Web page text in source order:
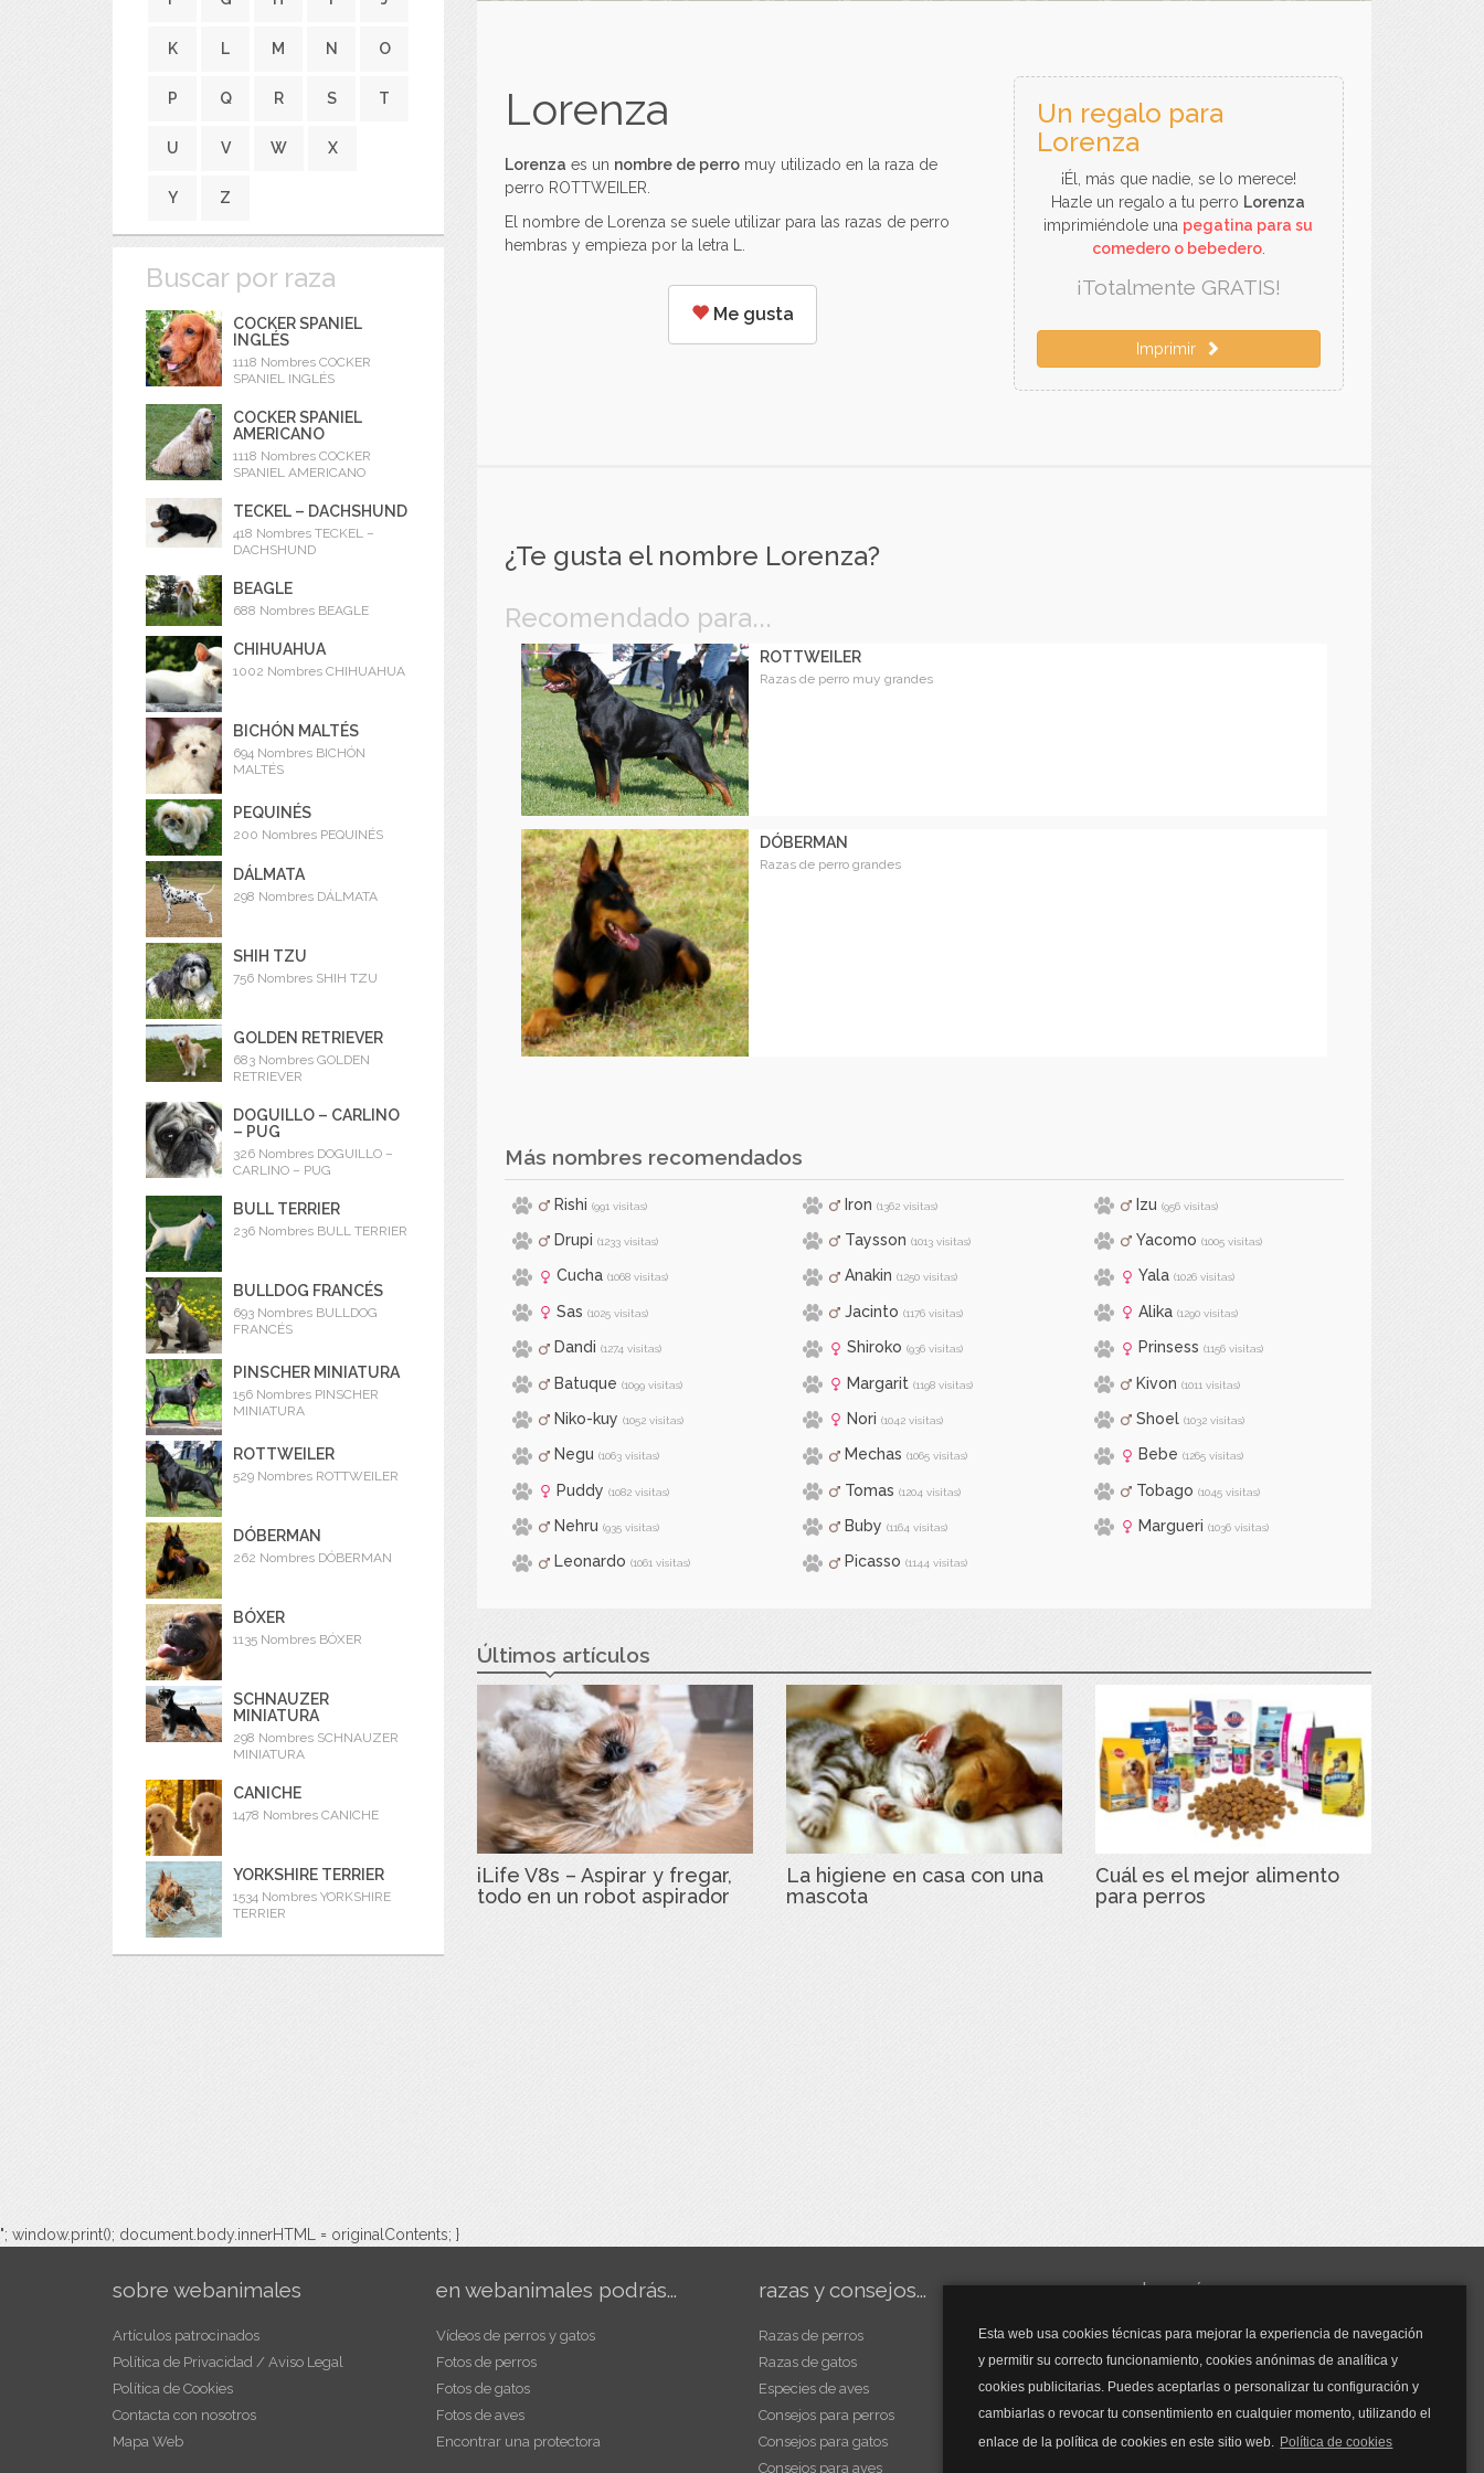
Esta web usa cookies técnicas para mejorar la experiencia de navegación
y permitir su correcto funcionamiento, cookies anónimas de analítica y
cookies publicitarias. Puedes aceptarlas o personalizar tu configuración y
cambiarlas o revocar tu consentimiento en cualquier momento, utilizando el
enlace de la política de cookies en este sitio web. Política de cookies
K L M N O
P Q R S T
U V W X
Y Z
Buscar por raza
COCKER SPANIEL
INGLÉS
1118 Nombres COCKER
SPANIEL INGLÉS
COCKER SPANIEL
AMERICANO
1118 Nombres COCKER
SPANIEL AMERICANO
TECKEL – DACHSHUND
418 Nombres TECKEL –
DACHSHUND
BEAGLE
688 Nombres BEAGLE
CHIHUAHUA
1002 Nombres CHIHUAHUA
BICHÓN MALTÉS
694 Nombres BICHÓN
MALTÉS
PEQUINÉS
200 Nombres PEQUINÉS
DÁLMATA
298 Nombres DÁLMATA
SHIH TZU
756 Nombres SHIH TZU
GOLDEN RETRIEVER
683 Nombres GOLDEN
RETRIEVER
DOGUILLO – CARLINO
– PUG
326 Nombres DOGUILLO –
CARLINO – PUG
BULL TERRIER
236 Nombres BULL TERRIER
BULLDOG FRANCÉS
693 Nombres BULLDOG
FRANCÉS
PINSCHER MINIATURA
156 Nombres PINSCHER
MINIATURA
ROTTWEILER
529 Nombres ROTTWEILER
DÓBERMAN
262 Nombres DÓBERMAN
BÓXER
1135 Nombres BÓXER
SCHNAUZER
MINIATURA
298 Nombres SCHNAUZER
MINIATURA
CANICHE
1478 Nombres CANICHE
YORKSHIRE TERRIER
1534 Nombres YORKSHIRE
TERRIER
Lorenza
Lorenza es un nombre de perro muy utilizado en la raza de
perro ROTTWEILER.
El nombre de Lorenza se suele utilizar para las razas de perro
hembras y empieza por la letra L.
Me gusta
Un regalo para
Lorenza
¡Él, más que nadie, se lo merece!
Hazle un regalo a tu perro Lorenza
imprimiéndole una pegatina para su
comedero o bebedero.
¡Totalmente GRATIS!
Imprimir
¿Te gusta el nombre Lorenza?
Recomendado para...
ROTTWEILER
Razas de perro muy grandes
DÓBERMAN
Razas de perro grandes
Más nombres recomendados
Rishi (991 visitas) Iron (1362 visitas) Izu (956 visitas)
Drupi (1233 visitas) Taysson (1013 visitas) Yacomo (1005 visitas)
Cucha (1068 visitas) Anakin (1250 visitas) Yala (1026 visitas)
Sas (1025 visitas) Jacinto (1176 visitas) Alika (1290 visitas)
Dandi (1274 visitas) Shiroko (936 visitas) Prinsess (1156 visitas)
Batuque (1099 visitas) Margarit (1198 visitas) Kivon (1011 visitas)
Niko-kuy (1052 visitas) Nori (1042 visitas) Shoel (1032 visitas)
Negu (1063 visitas) Mechas (1065 visitas) Bebe (1265 visitas)
Puddy (1082 visitas) Tomas (1204 visitas) Tobago (1045 visitas)
Nehru (935 visitas) Buby (1164 visitas) Margueri (1036 visitas)
Leonardo (1061 visitas) Picasso (1144 visitas)
Últimos artículos
iLife V8s – Aspirar y fregar,
todo en un robot aspirador
La higiene en casa con una
mascota
Cuál es el mejor alimento
para perros
"; window.print(); document.body.innerHTML = originalContents; }
sobre webanimales
Artículos patrocinados
Política de Privacidad / Aviso Legal
Política de Cookies
Contacta con nosotros
Mapa Web
en webanimales podrás...
Vídeos de perros y gatos
Fotos de perros
Fotos de gatos
Fotos de aves
Encontrar una protectora
razas y consejos...
Razas de perros
Razas de gatos
Especies de aves
Consejos para perros
Consejos para gatos
Consejos para aves
y mucho más...
Mascarillas
Mascarillas FFP2
Mascarillas FFP3
Bolsos
Bolsos Tous